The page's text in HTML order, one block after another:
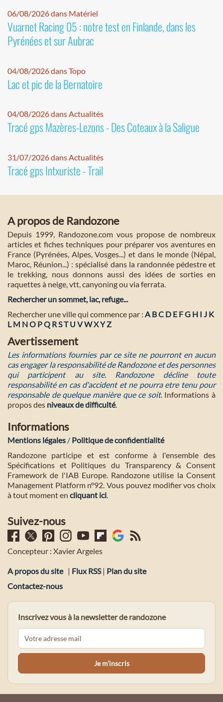
06/08/2026 dans Matériel
Vuarnet Racing 05 : notre test en Finlande, dans les
Pyrénées et sur Aubrac
04/08/2026 dans Topo
Lac et pic de la Bernatoire
04/08/2026 dans Actualités
Tracé gps Mazères-Lezons - Des Coteaux à la Saligue
31/07/2026 dans Actualités
Tracé gps Intxuriste - Trail
A propos de Randozone
Depuis 1999, Randozone.com vous propose de nombreux
articles et fiches techniques pour préparer vos aventures en
France (Pyrénées, Alpes, Vosges...) et dans le monde (Népal,
Maroc, Réunion...) : spécialisé dans la randonnée pédestre et
le trekking, nous donnons aussi des idées de sorties en
raquettes à neige, vtt, canyoning ou via ferrata.
Rechercher un sommet, lac, refuge...
Rechercher une ville qui commence par : A BC D E FG H I J K
L M NO PQ R ST U VWXY Z
Avertissement
Les informations fournies par ce site ne pourront en aucun
cas engager la responsabilité de Randozone et des personnes
qui participent au site. Randozone décline toute
responsabilité en cas d'accident et ne pourra etre tenu pour
responsable de quelque manière que ce soit. Informations à
propos des niveaux de difficulté.
Informations
Mentions légales / Politique de confidentialité
Randozone participe et est conforme à l'ensemble des
Spécifications et Politiques du Transparency & Consent
Framework de l'IAB Europe. Randozone utilise la Consent
Management Platform n°92. Vous pouvez modifier vos choix
à tout moment en cliquant ici
Suivez-nous
Concepteur : Xavier Argeles
A propos du site | Flux RSS| Plan du site
Contactez-nous
Inscrivez vous à la newsletter de randozone